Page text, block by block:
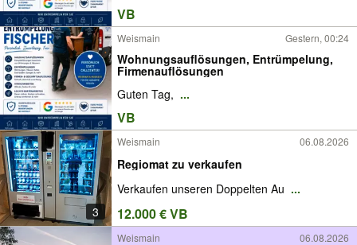
VB
Weismain Gestern, 00:24
Wohnungsauflösungen, Entrümpelung,
Firmenauflösungen
Guten Tag, ...
VB
3
Weismain 06.08.2026
Regiomat zu verkaufen
Verkaufen unseren Doppelten Au ...
12.000 € VB
Weismain 06.08.2026